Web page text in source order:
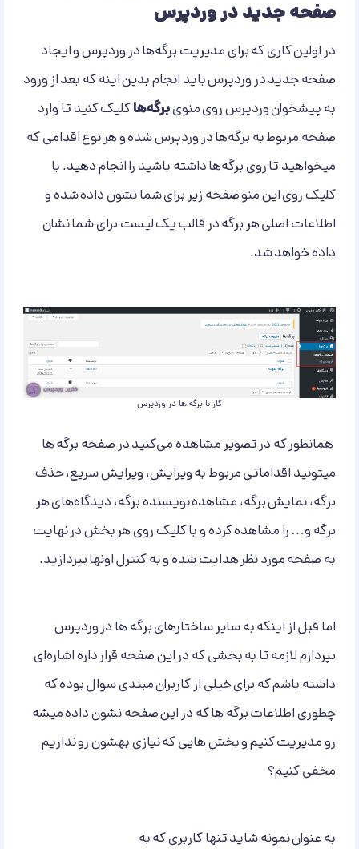
صفحه جدید در وردپرس
در اولین کاری که برای مدیریت برگه‌ها در وردپرس و ایجاد
صفحه جدید در وردپرس باید انجام بدین اینه که بعد از ورود
به پیشخوان وردپرس روی منویبرگه‌هاکلیک کنید تا وارد
صفحه مربوط به برگه‌ها در وردپرس شده و هر نوع اقدامی که
میخواهید تا روی برگه‌ها داشته باشید را انجام دهید. با
کلیک روی این منو صفحه زیر برای شما نشون داده شده و
اطلاعات اصلی هر برگه در قالب یک لیست برای شما نشان
داده خواهد شد.
کار با برگه ها در وردپرس
همانطور که در تصویر مشاهده می‌کنید در صفحه برگه ها
میتونید اقداماتی مربوط به ویرایش، ویرایش سریع، حذف
برگه، نمایش برگه، مشاهده نویسنده برگه، دیدگاه‌های هر
برگه و… را مشاهده کرده و با کلیک روی هر بخش در نهایت
به صفحه مورد نظر هدایت شده و به کنترل اونها بپردازید.
اما قبل از اینکه به سایر ساختارهای برگه ها در وردپرس
بپردازم لازمه تا به بخشی که در این صفحه قرار داره اشاره‌ای
داشته باشم که برای خیلی از کاربران مبتدی سوال بوده که
چطوری اطلاعات برگه ها که در این صفحه نشون داده میشه
رو مدیریت کنیم و بخش هایی که نیازی بهشون رو نداریم
مخفی کنیم؟
به عنوان نمونه شاید تنها کاربری که به